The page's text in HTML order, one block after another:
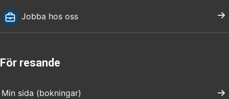
Jobba hos oss
För resande
Min sida (bokningar)